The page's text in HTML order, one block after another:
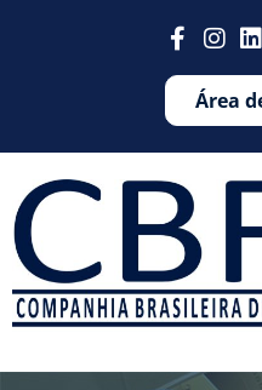
Área